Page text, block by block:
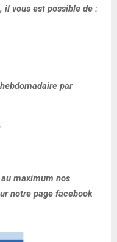
il vous est possible de :
par
au maximum nos
notre page facebook